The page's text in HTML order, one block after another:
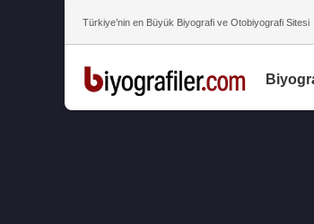
Türkiye’nin en Büyük Biyografi ve Otobiyografi Sitesi